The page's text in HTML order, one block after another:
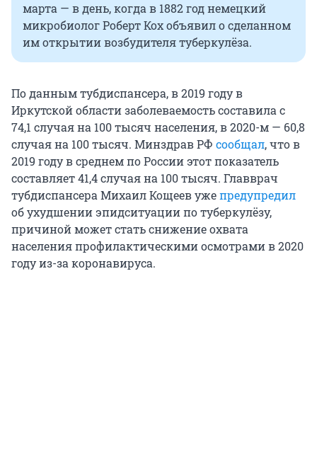
марта — в день, когда в 1882 год немецкий
микробиолог Роберт Кох объявил о сделанном
им открытии возбудителя туберкулёза.
По данным тубдиспансера, в 2019 году в
Иркутской области заболеваемость составила с
74,1 случая на 100 тысяч населения, в 2020-м — 60,8
случая на 100 тысяч. Минздрав РФ сообщал, что в
2019 году в среднем по России этот показатель
составляет 41,4 случая на 100 тысяч. Главврач
тубдиспансера Михаил Кощеев ужепредупредил
об ухудшении эпидситуации по туберкулёзу,
причиной может стать снижение охвата
населения профилактическими осмотрами в 2020
году из-за коронавируса.